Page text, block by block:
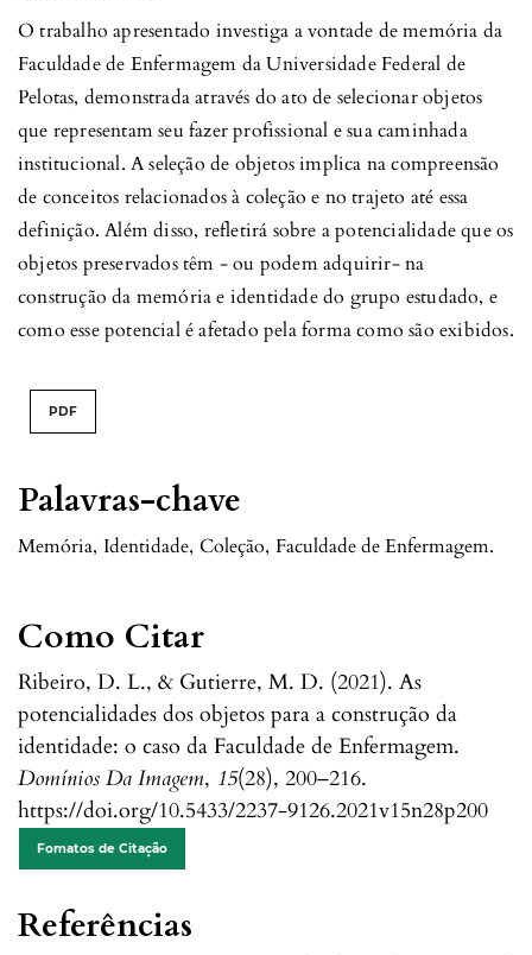
Palavras-chave
Memória, Identidade, Coleção, Faculdade de Enfermagem.
Como Citar
Ribeiro, D. L., & Gutierre, M. D. (2021). As
potencialidades dos objetos para a construção da
identidade: o caso da Faculdade de Enfermagem.
Domínios Da Imagem, 15(28), 200–216.
https://doi.org/10.5433/2237-9126.2021v15n28p200
Fomatos de Citação
O trabalho apresentado investiga a vontade de memória da
Faculdade de Enfermagem da Universidade Federal de
Pelotas, demonstrada através do ato de selecionar objetos
que representam seu fazer profissional e sua caminhada
institucional. A seleção de objetos implica na compreensão
de conceitos relacionados à coleção e no trajeto até essa
definição. Além disso, refletirá sobre a potencialidade que os
objetos preservados têm - ou podem adquirir- na
construção da memória e identidade do grupo estudado, e
como esse potencial é afetado pela forma como são exibidos.
PDF
Referências